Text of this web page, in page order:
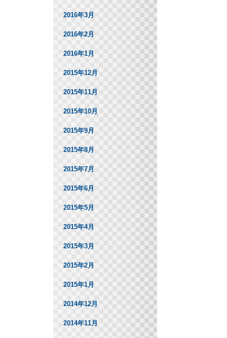
2016年3月
2016年2月
2016年1月
2015年12月
2015年11月
2015年10月
2015年9月
2015年8月
2015年7月
2015年6月
2015年5月
2015年4月
2015年3月
2015年2月
2015年1月
2014年12月
2014年11月